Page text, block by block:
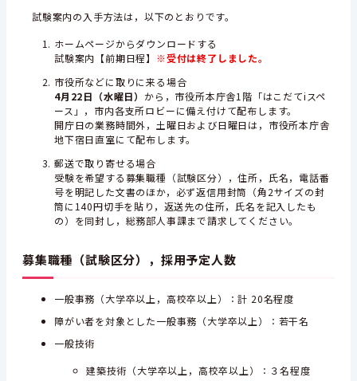
試験案内の入手方法は，以下のとおりです。
ホームページからダウンロードする
試験案内【前期日程】 ※受付は終了しました。
市役所などに取りに来る場合
4月22日（水曜日） から，市役所本庁舎1階「はこだてiスペ
ース」，市内各支所ロビーに備え付けて配布します。
開庁日の業務時間外，土曜日および日曜日は，市役所本庁舎
地下宿日直室にて配布します。
郵送で取り寄せる場合
受験を希望する募集職種（試験区分），住所，氏名，電話番
号を明記した文書のほか，必ず返信用封筒（角2サイズの封
筒に140円切手を貼り，返送先の住所，氏名を記入したも
の）を同封し，総務部人事課まで請求してください。
募集職種（試験区分），採用予定人数
一般事務（大学卒以上，高校卒以上）：計 20名程度
障がい者を対象とした一般事務（大学卒以上）：若干名
一般技術
建築技術（大学卒以上，高校卒以上）：３名程度